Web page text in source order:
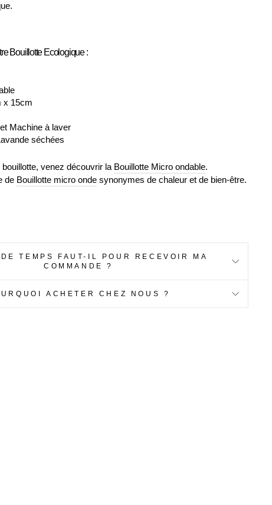
Bouillotte Ecologique :
x 15cm
Machine à laver
séchées
venez découvrir la Bouillotte Micro ondable.
de Bouillotte micro onde synonymes de chaleur et de bien-être.
TEMPS FAUT-IL POUR RECEVOIR MA
COMMANDE ?
ACHETER CHEZ NOUS ?